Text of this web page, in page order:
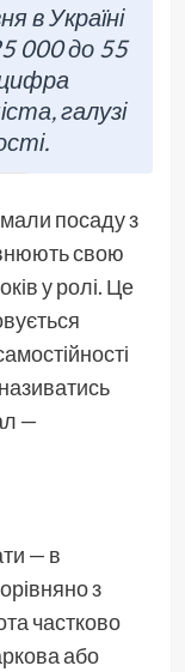
в Україні
000 до 55
галузі
посаду з
свою
у ролі. Це
—
— в
з
частково
або